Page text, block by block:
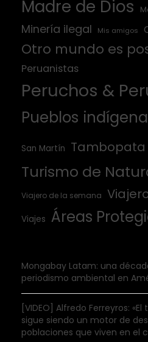
Madre de Dios
Minería ilegal Mis amigos
Otro mundo es
Peruanistas
Peruchos &
Pueblos
San Martín Tambopata
Turismo de
Viajero de la semana
Viajes Áreas
Mongabay Latam: una
periodismo ambiental en
[VIDEO] Alfredo Ferreyros:
sigue siendo un motor de
poblaciones que viven en el